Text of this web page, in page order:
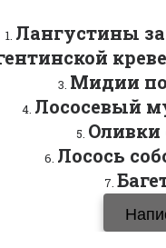
Лангустины
Мидии
Лососевый
Оливки
Лосось